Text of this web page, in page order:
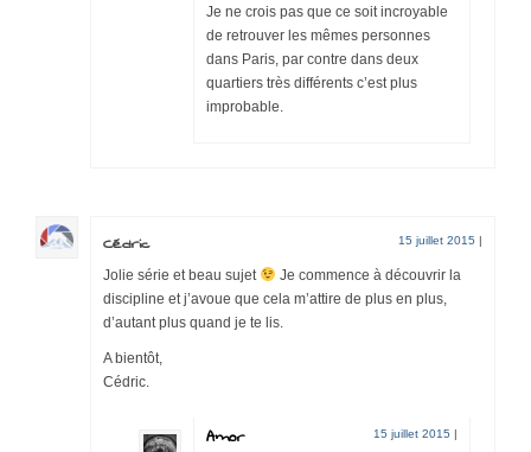
Je ne crois pas que ce soit incroyable
de retrouver les mêmes personnes
dans Paris, par contre dans deux
quartiers très différents c’est plus
improbable.
Cédric 15 juillet 2015 |
Jolie série et beau sujet
Je commence à découvrir la
discipline et j’avoue que cela m’attire de plus en plus,
d’autant plus quand je te lis.
A bientôt,
Cédric.
Amor 15 juillet 2015 |